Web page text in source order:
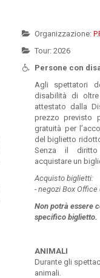
Organizzazione:
Tour: 2026
Persone con
Agli spettatori
disabilità di
attestato dalla
prezzo previsto
gratuità per
del biglietto
Senza il diritto
acquistare un
Acquisto biglietti:
-negozi Box Office
Non potrà essere
specifico biglietto.
ANIMALI
Durante gli
animali.